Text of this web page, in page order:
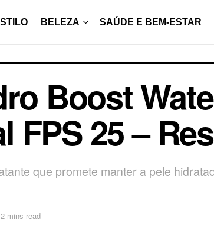
BELEZA SAÚDE E BEM-ESTAR
Boost
FPS 25 –
que promete manter a pele
mins read